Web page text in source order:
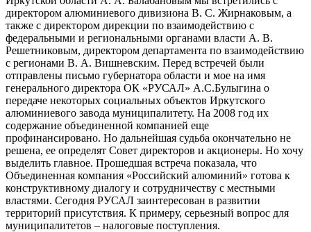
директором алюминиевого дивизиона В. С. Жирнаковым, а
также с директором дирекции по взаимодействию с
федеральными и региональными органами власти А. В.
Решетниковым, директором департамента по взаимодействию
с регионами В. А. Вишневским. Перед встречей были
отправлены письмо губернатора области и мое на имя
генерального директора ОК «РУСАЛ» А.С.Булыгина о
передаче некоторых социальных объектов Иркутского
алюминиевого завода муниципалитету. На 2008 год их
содержание объединенной компанией еще
профинансировано. Но дальнейшая судьба окончательно не
решена, ее определят Совет директоров и акционеры. Но хочу
выделить главное. Прошедшая встреча показала, что
Объединенная компания «Российский алюминий» готова к
конструктивному диалогу и сотрудничеству с местными
властями. Сегодня РУСАЛ заинтересован в развитии
территорий присутствия. К примеру, серьезный вопрос для
муниципалитетов – налоговые поступления.